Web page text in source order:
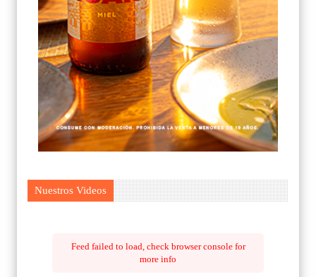
Nuestros Videos
Feed failed to load, check browser console for
more info